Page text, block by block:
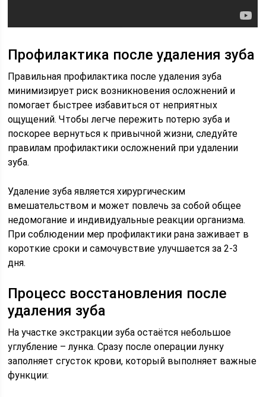
Профилактика после удаления зуба
Правильная профилактика после удаления зуба
минимизирует риск возникновения осложнений и
помогает быстрее избавиться от неприятных
ощущений. Чтобы легче пережить потерю зуба и
поскорее вернуться к привычной жизни, следуйте
правилам профилактики осложнений при удалении
зуба.
Удаление зуба является хирургическим
вмешательством и может повлечь за собой общее
недомогание и индивидуальные реакции организма.
При соблюдении мер профилактики рана заживает в
короткие сроки и самочувствие улучшается за 2-3
дня.
Процесс восстановления после
удаления зуба
На участке экстракции зуба остаётся небольшое
углубление – лунка. Сразу после операции лунку
заполняет сгусток крови, который выполняет важные
функции: